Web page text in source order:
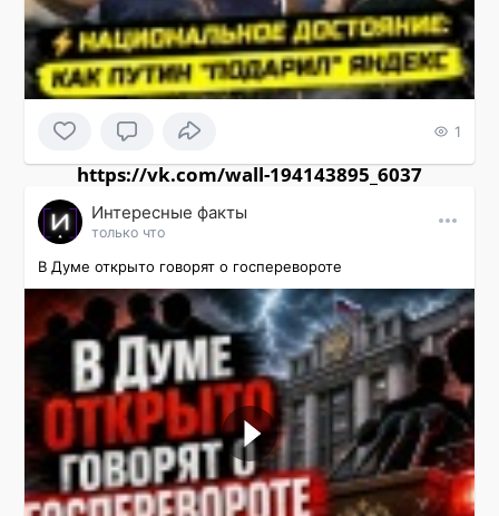
1
https://vk.com/wall-194143895_6037
Интересные факты
только что
В Думе открыто говорят о госперевороте